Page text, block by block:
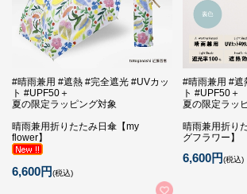
#晴雨兼用 #遮熱 #完全遮光 #UVカッ
ト #UPF50＋
夏の限定ラッピング対象
晴雨兼用折りたたみ日傘【my
flower】
6,600円(税込)
#晴雨兼用 #遮
ト #UPF50＋
夏の限定ラッ
晴雨兼用折り
グフラワー】
6,600円(税込)